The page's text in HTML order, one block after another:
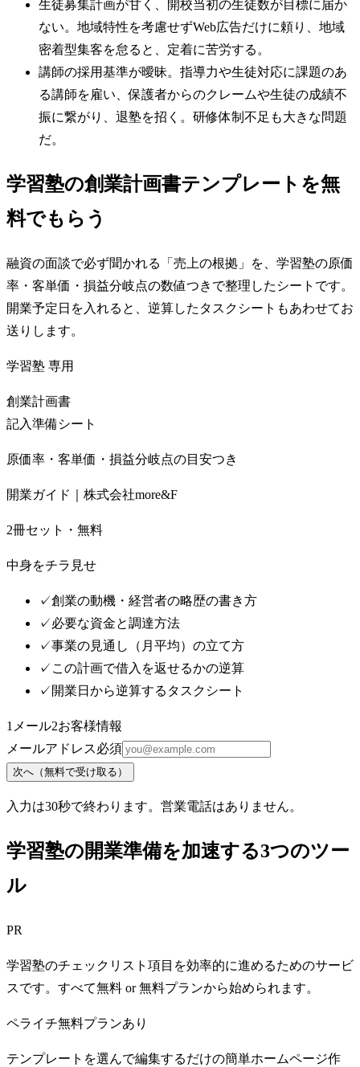
生徒募集計画が甘く、開校当初の生徒数が目標に届か
ない。地域特性を考慮せずWeb広告だけに頼り、地域
密着型集客を怠ると、定着に苦労する。
講師の採用基準が曖昧。指導力や生徒対応に課題のあ
る講師を雇い、保護者からのクレームや生徒の成績不
振に繋がり、退塾を招く。研修体制不足も大きな問題
だ。
学習塾の創業計画書テンプレートを無
料でもらう
融資の面談で必ず聞かれる「売上の根拠」を、学習塾の原価
率・客単価・損益分岐点の数値つきで整理したシートです。
開業予定日を入れると、逆算したタスクシートもあわせてお
送りします。
学習塾 専用
創業計画書
記入準備シート
原価率・客単価・損益分岐点の目安つき
開業ガイド｜株式会社more&F
2冊セット・無料
中身をチラ見せ
✓創業の動機・経営者の略歴の書き方
✓必要な資金と調達方法
✓事業の見通し（月平均）の立て方
✓ この計画で借入を返せるかの逆算
✓ 開業日から逆算するタスクシート
1 メール2お客様情報
メールアドレス必須
次へ（無料で受け取る）
入力は30秒で終わります。営業電話はありません。
学習塾の開業準備を加速する3つのツー
ル
PR
学習塾のチェックリスト項目を効率的に進めるためのサービ
スです。すべて無料 or 無料プランから始められます。
ペライチ無料プランあり
テンプレートを選んで編集するだけの簡単ホームページ作